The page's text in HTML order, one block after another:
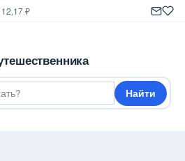
12,17 ₽
Найти